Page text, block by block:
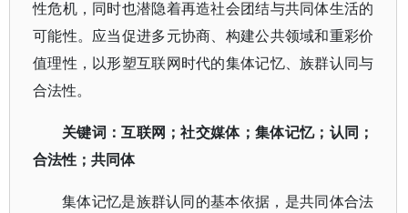
性危机，同时也潜隐着再造社会团结与共同体生活的
可能性。应当促进多元协商、构建公共领域和重彩价
值理性，以形塑互联网时代的集体记忆、族群认同与
合法性。
关键词 ：互联网；社交媒体；集体记忆；认同；
合法性；共同体
集体记忆是族群认同的基本依据，是共同体合法